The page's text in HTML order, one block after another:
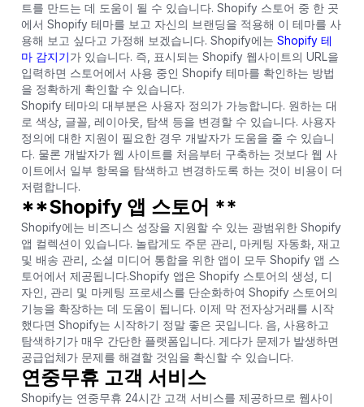
트를 만드는 데 도움이 될 수 있습니다. Shopify 스토어 중 한 곳
에서 Shopify 테마를 보고 자신의 브랜딩을 적용해 이 테마를 사
용해 보고 싶다고 가정해 보겠습니다. Shopify에는 Shopify 테
마 감지기가 있습니다. 즉, 표시되는 Shopify 웹사이트의 URL을
입력하면 스토어에서 사용 중인 Shopify 테마를 확인하는 방법
을 정확하게 확인할 수 있습니다.
Shopify 테마의 대부분은 사용자 정의가 가능합니다. 원하는 대
로 색상, 글꼴, 레이아웃, 탐색 등을 변경할 수 있습니다. 사용자
정의에 대한 지원이 필요한 경우 개발자가 도움을 줄 수 있습니
다. 물론 개발자가 웹 사이트를 처음부터 구축하는 것보다 웹 사
이트에서 일부 항목을 탐색하고 변경하도록 하는 것이 비용이 더
저렴합니다.
**Shopify 앱 스토어 **
Shopify에는 비즈니스 성장을 지원할 수 있는 광범위한 Shopify
앱 컬렉션이 있습니다. 놀랍게도 주문 관리, 마케팅 자동화, 재고
및 배송 관리, 소셜 미디어 통합을 위한 앱이 모두 Shopify 앱 스
토어에서 제공됩니다.Shopify 앱은 Shopify 스토어의 생성, 디
자인, 관리 및 마케팅 프로세스를 단순화하여 Shopify 스토어의
기능을 확장하는 데 도움이 됩니다. 이제 막 전자상거래를 시작
했다면 Shopify는 시작하기 정말 좋은 곳입니다. 음, 사용하고
탐색하기가 매우 간단한 플랫폼입니다. 게다가 문제가 발생하면
공급업체가 문제를 해결할 것임을 확신할 수 있습니다.
연중무휴 고객 서비스
Shopify는 연중무휴 24시간 고객 서비스를 제공하므로 웹사이